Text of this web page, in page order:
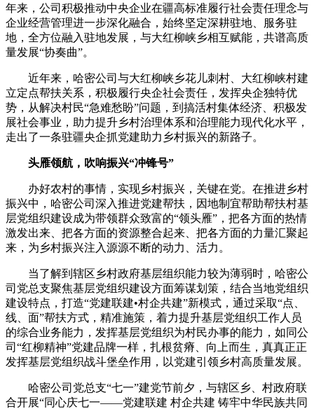
年来，公司积极推动中央企业在疆高标准履行社会责任理念与
企业经营管理进一步深化融合，始终坚定深耕驻地、服务驻
地，全方位融入驻地发展，与大红柳峡乡相互赋能，共谱高质
量发展“协奏曲”。
近年来，哈密公司与大红柳峡乡花儿刺村、大红柳峡村建
立定点帮扶关系，积极履行央企社会责任，发挥央企独特优
势，从解决村民“急难愁盼”问题，到搞活村集体经济、积极发
展社会事业，助力提升乡村治理体系和治理能力现代化水平，
走出了一条驻疆央企抓党建助力乡村振兴的新路子。
头雁领航，吹响振兴“冲锋号”
办好农村的事情，实现乡村振兴，关键在党。在推进乡村
振兴中，哈密公司深入推进党建帮扶，因地制宜帮助帮扶村基
层党组织建设成为带领群众致富的“领头雁”，把各方面的热情
激发出来、把各方面的资源整合起来、把各方面的力量汇聚起
来，为乡村振兴注入源源不断的动力、活力。
当了解到辖区乡村政府基层组织能力较为薄弱时，哈密公
司党总支聚焦基层党组织建设方面筹谋划策，结合当地党组织
建设特点，打造“党建联建•村企共建”新模式，通过采取“点、
线、面”帮扶方式，精准施策，着力提升基层党组织工作人员
的综合业务能力，发挥基层党组织为村民办事的能力，如同公
司“红柳精神”党建品牌一样，扎根贫瘠、向上而生，真真正正
发挥基层党组织战斗堡垒作用，以党建引领乡村高质量发展。
哈密公司党总支“七一”建党节前夕，与辖区乡、村政府联
合开展“同心庆七一——党建联建 村企共建 铸牢中华民族共同